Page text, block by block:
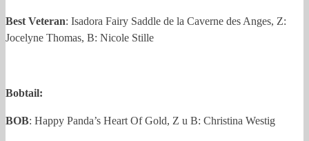
Best Veteran: Isadora Fairy Saddle de la Caverne des Anges, Z:
Jocelyne Thomas, B: Nicole Stille
Bobtail:
BOB: Happy Panda’s Heart Of Gold, Z u B: Christina Westig